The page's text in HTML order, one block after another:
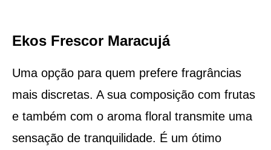
Ekos Frescor Maracujá
Uma opção para quem prefere fragrâncias
mais discretas. A sua composição com frutas
e também com o aroma floral transmite uma
sensação de tranquilidade. É um ótimo